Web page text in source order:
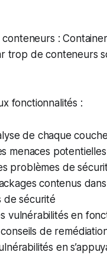
:
trop de conteneurs
fonctionnalités :
de chaque
menaces
problèmes de
contenus
de sécurité
vulnérabilités en
de
en